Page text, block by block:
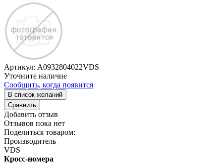
Артикул: A0932804022VDS
Уточните наличие
Сообщить, когда появится
В список желаний
Сравнить
Добавить отзыв
Отзывов пока нет
Поделиться товаром:
Производитель
VDS
Кросс-номера